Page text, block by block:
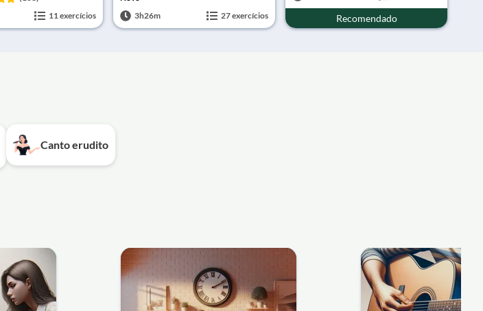
11 exercícios
3h26m
27 exercícios Recomendado
Canto erudito